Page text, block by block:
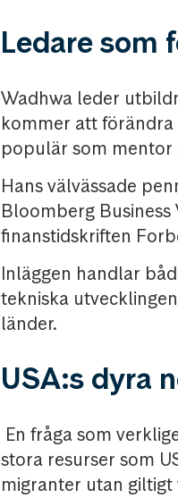
Ledare som
Wadhwa leder
kommer att förändra
populär som
Hans välvässade
Bloomberg
finanstidskriften
Inläggen handlar
tekniska
länder.
USA:s dyra
En fråga som
stora resurser som
migranter utan giltigt